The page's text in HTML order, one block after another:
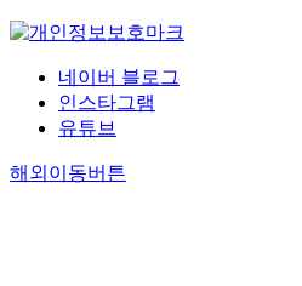
네이버 블로그
인스타그램
유튜브
해외이동버튼